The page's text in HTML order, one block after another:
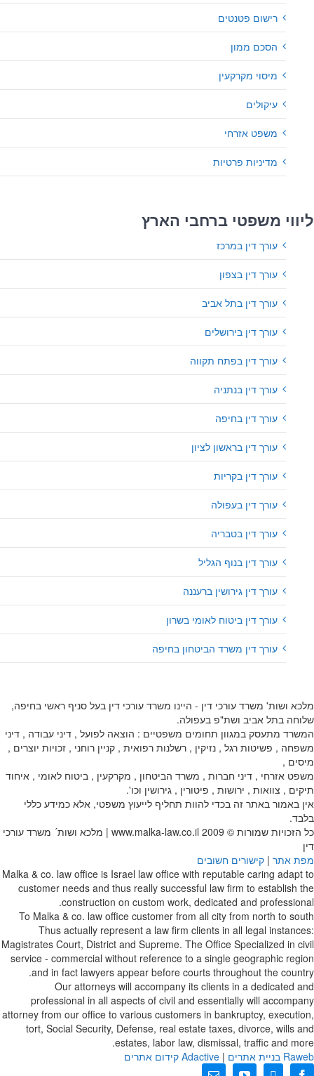
רישום פטנטים
הסכם ממון
מיסוי מקרקעין
עיקולים
משפט אזרחי
מדיניות פרטיות
ליווי משפטי ברחבי הארץ
עורך דין במרכז
עורך דין בצפון
עורך דין בתל אביב
עורך דין בירושלים
עורך דין בפתח תקווה
עורך דין בנתניה
עורך דין בחיפה
עורך דין בראשון לציון
עורך דין בקריות
עורך דין בעפולה
עורך דין בטבריה
עורך דין בנוף הגליל
עורך דין גירושין ברעננה
עורך דין ביטוח לאומי בשרון
עורך דין משרד הביטחון בחיפה
מלכא ושות' משרד עורכי דין - היינו משרד עורכי דין בעל סניף ראשי בחיפה,
שלוחה בתל אביב ושת"פ בעפולה.
המשרד מתעסק במגוון תחומים משפטיים : הוצאה לפועל , דיני עבודה , דיני
משפחה , פשיטות רגל , נזיקין , רשלנות רפואית , קניין רוחני , זכויות יוצרים ,
מיסים ,
משפט אזרחי , דיני חברות , משרד הביטחון , מקרקעין , ביטוח לאומי , איחוד
תיקים , צוואות , ירושות , פיטורין , גירושין וכו'.
אין באמור באתר זה בכדי להוות תחליף לייעוץ משפטי, אלא כמידע כללי
בלבד.
כל הזכויות שמורות © 2009
www.malka-law.co.il | מלכא ושות´ משרד עורכי
דין
מפת אתר | קישורים חשובים
Malka & co. law office is Israel law office with reputable caring adapt to
customer needs and thus really successful law firm to establish the
construction on custom work, dedicated and professional.
To Malka & co. law office customer from all city from north to south
Thus actually represent a law firm clients in all legal instances:
Magistrates Court, District and Supreme. The Office Specialized in civil
service - commercial without reference to a single geographic region
and in fact lawyers appear before courts throughout the country.
Our attorneys will accompany its clients in a dedicated and
professional in all aspects of civil and essentially will accompany
attorney from our office to various customers in bankruptcy, execution,
tort, Social Security, Defense, real estate taxes, divorce, wills and
estates, labor law, dismissal, traffic and more.
Raweb בניית אתרים |
Adactive קידום אתרים